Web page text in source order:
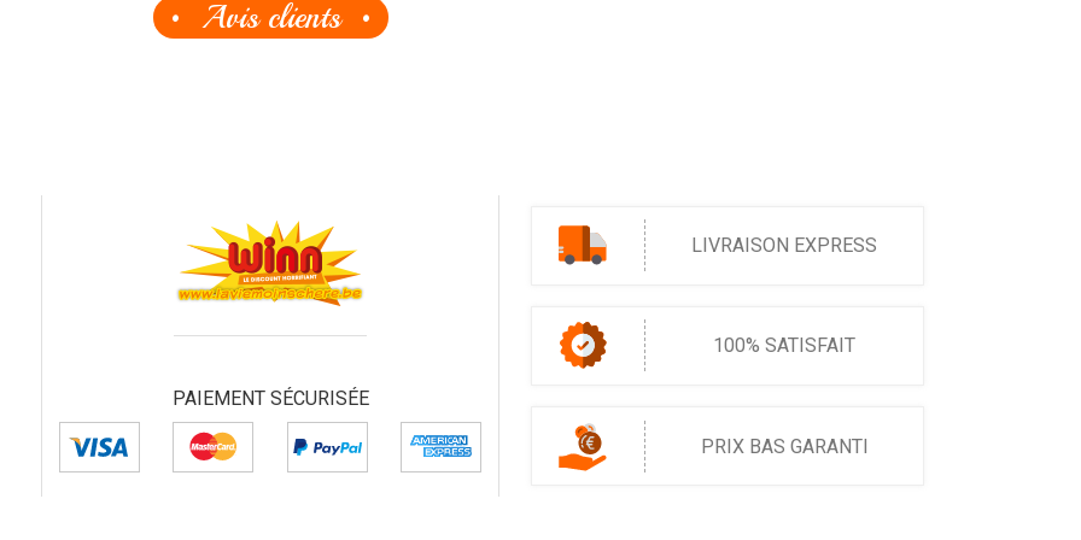
Avis clients
PAIEMENT SÉCURISÉE
LIVRAISON EXPRESS
100% SATISFAIT
PRIX BAS GARANTI